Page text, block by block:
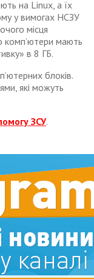
на Linux, а їх
у вимогах НСЗУ
місця
комп’ютери мають
в 8 ГБ.
блоків.
які можуть
ЗСУ.